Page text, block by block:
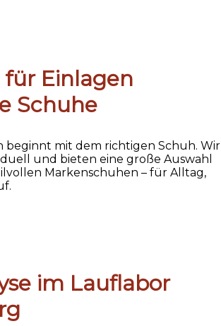
Einlagen
Schuhe
beginnt mit dem richtigen Schuh. Wir
und bieten eine große Auswahl
Markenschuhen – für Alltag,
im Lauflabor